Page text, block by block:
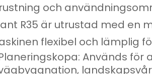
och
R35 är utrustad med en
flexibel och lämplig
Används